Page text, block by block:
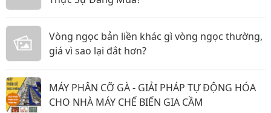
Vòng ngọc bản liền khác gì vòng ngọc thường,
giá vì sao lại đắt hơn?
MÁY PHÂN CỠ GÀ - GIẢI PHÁP TỰ ĐỘNG HÓA
CHO NHÀ MÁY CHẾ BIẾN GIA CẦM